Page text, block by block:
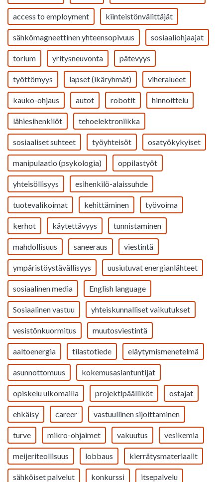
access to employment kiinteistönvälittäjät
sähkömagneettinen yhteensopivuus sosiaaliohjaajat
torium yritysneuvonta pätevyys
työttömyys lapset (ikäryhmät) viheralueet
kauko-ohjaus autot robotit hinnoittelu
lähiesihenkilöt tehoelektroniikka
sosiaaliset suhteet työyhteisöt osatyökykyiset
manipulaatio (psykologia) oppilastyöt
yhteisöllisyys esihenkilö-alaissuhde
tuotevalikoimat kehittäminen työvoima
kerhot käytettävyys tunnistaminen
mahdollisuus saneeraus viestintä
ympäristöystävällisyys uusiutuvat energianlähteet
sosiaalinen media English language
Sosiaalinen vastuu yhteiskunnalliset vaikutukset
vesistönkuormitus muutosviestintä
aaltoenergia tilastotiede eläytymismenetelmä
asunnottomuus kokemusasiantuntijat
opiskelu ulkomailla projektipäälliköt ostajat
ehkäisy career vastuullinen sijoittaminen
turve mikro-ohjaimet vakuutus vesikemia
meijeriteollisuus lobbaus kierrätysmateriaalit
sähköiset palvelut konkurssi itsepalvelu